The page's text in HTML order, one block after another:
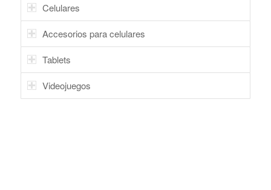
Celulares
Accesorios para celulares
Tablets
Videojuegos